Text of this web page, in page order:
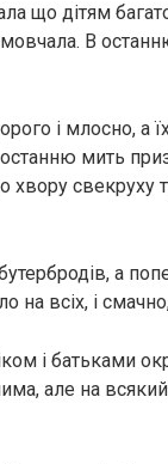
що дітям
В
і млосно, а
мить
хвору свекруху
а
на всіх, і
і батьками
але на